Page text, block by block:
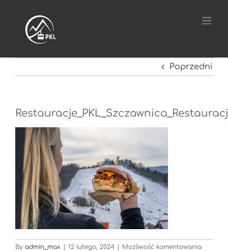
zawartości
Poprzedni
By admin_max | 12 lutego, 2024 | Możliwość komentowania